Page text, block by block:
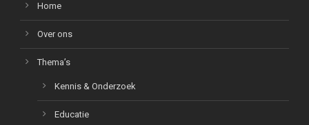
Home
Over ons
Thema’s
Kennis & Onderzoek
Educatie